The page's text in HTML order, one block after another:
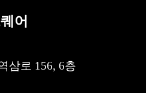
어
삼로 156, 6층